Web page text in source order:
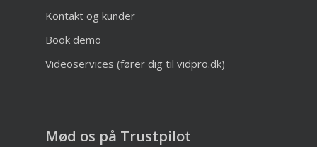
Kontakt og kunder
Book demo
Videoservices (fører dig til vidpro.dk)
Mød os på Trustpilot